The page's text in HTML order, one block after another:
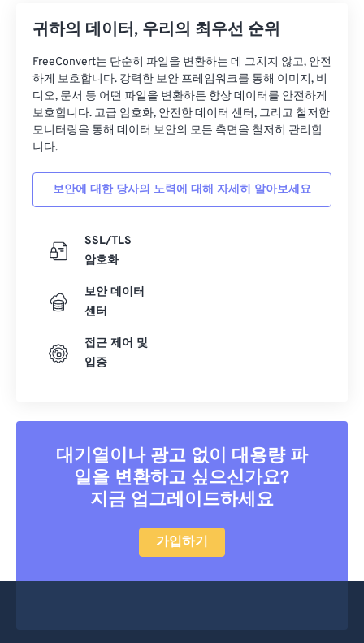
귀하의 데이터, 우리의 최우선 순위
FreeConvert는 단순히 파일을 변환하는 데 그치지 않고, 안전
하게 보호합니다. 강력한 보안 프레임워크를 통해 이미지, 비
디오, 문서 등 어떤 파일을 변환하든 항상 데이터를 안전하게
보호합니다. 고급 암호화, 안전한 데이터 센터, 그리고 철저한
모니터링을 통해 데이터 보안의 모든 측면을 철저히 관리합
니다.
보안에 대한 당사의 노력에 대해 자세히 알아보세요
SSL/TLS
암호화
보안 데이터
센터
접근 제어 및
입증
대기열이나 광고 없이 대용량 파
일을 변환하고 싶으신가요?
지금 업그레이드하세요
가입하기